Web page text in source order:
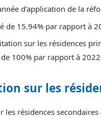
d'application de la
de 15.94% par rapport à
sur les résidences
100% par rapport à
sur les
les résidences